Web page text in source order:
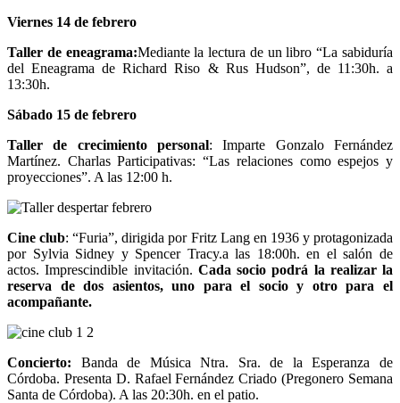
Viernes 14 de febrero
Taller de eneagrama:Mediante la lectura de un libro “La sabiduría
del Eneagrama de Richard Riso & Rus Hudson”, de 11:30h. a
13:30h.
Sábado 15 de febrero
Taller de crecimiento personal: Imparte Gonzalo Fernández
Martínez. Charlas Participativas: “Las relaciones como espejos y
proyecciones”. A las 12:00 h.
Cine club: “Furia”, dirigida por Fritz Lang en 1936 y protagonizada
por Sylvia Sidney y Spencer Tracy.a las 18:00h. en el salón de
actos. Imprescindible invitación. Cada socio podrá la realizar la
reserva de dos asientos, uno para el socio y otro para el
acompañante.
Concierto: Banda de Música Ntra. Sra. de la Esperanza de
Córdoba. Presenta D. Rafael Fernández Criado (Pregonero Semana
Santa de Córdoba). A las 20:30h. en el patio.